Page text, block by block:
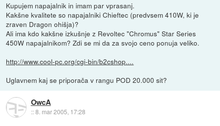
Kupujem napajalnik in imam par vprasanj.
Kakšne kvalitete so napajalniki Chieftec (predvsem 410W, ki je
zraven Dragon ohišja)?
Ali ima kdo kakšne izkušnje z Revoltec "Chromus" Star Series
450W napajalnikom? Zdi se mi da za svojo ceno ponuja veliko.
http://www.cool-pc.org/cgi-bin/b2cshop....
Uglavnem kaj se priporača v rangu POD 20.000 sit?
OwcA
::8. mar 2005, 17:28